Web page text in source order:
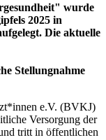
wurde
2025 in
Die aktuelle
Stellungnahme
e.V. (BVKJ)
Versorgung der
tritt in öffentlichen